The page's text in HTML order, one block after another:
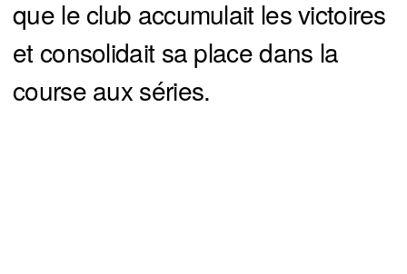
que le club accumulait les victoires
et consolidait sa place dans la
course aux séries.